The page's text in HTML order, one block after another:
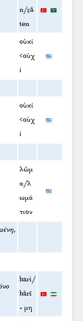
n/ẕā
ten
οὐκί
<οὐχ
ί
οὐκί
<οὐχ
ί
λῶμ
α/λ
ωμά
τιον
bari/
bārī
+ μη